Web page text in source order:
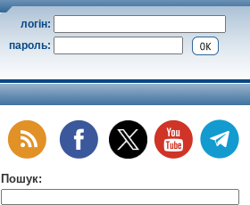
логін:
пароль:
Пошук: